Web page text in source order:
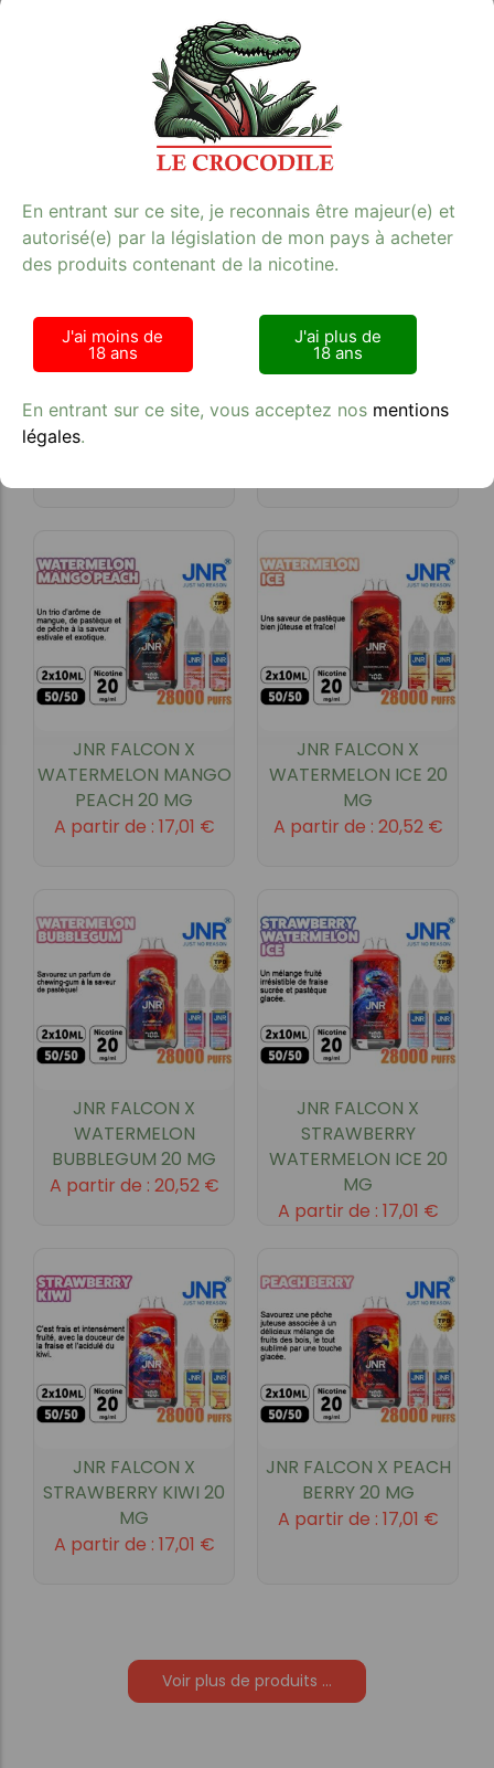
JNR JOKER 24 K FIZZY
CHERRY COLA 20 MG
A partir de :16,11€
JNR JOKER 24 K
BLUEBERRY RED
RASPBERRY 20 MG
A partir de :
RAZZ CHERRY 20 MG
A partir de :
DRAGON ICE 20 MG
JNR FALCON X
WATERMELON MANGO
PEACH 20 MG
A partir de : 17,01 €
JNR FALCON X
WATERMELON ICE 20
MG
A partir de : 20,52 €
JNR FALCON X
WATERMELON
BUBBLEGUM 20 MG
A partir de : 20,52 €
JNR FALCON X
STRAWBERRY
WATERMELON ICE 20
MG
A partir de : 17,01 €
JNR FALCON X
STRAWBERRY KIWI 20
MG
A partir de : 17,01 €
JNR FALCON X PEACH
BERRY 20 MG
A partir de : 17,01 €
Voir plus de produits ...
En entrant sur ce site, je reconnais être majeur(e) et
autorisé(e) par la législation de mon pays à acheter
des produits contenant de la nicotine.
J'ai moins de
18 ans
J'ai plus de
18 ans
En entrant sur ce site, vous acceptez nos mentions
légales.